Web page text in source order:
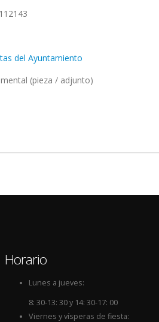
del Ayuntamiento
(pieza / adjunto)
Horario
Lunes a jueves:
8: 30-13: 30 y 14: 30-17: 00
Viernes y vísperas de fiesta: